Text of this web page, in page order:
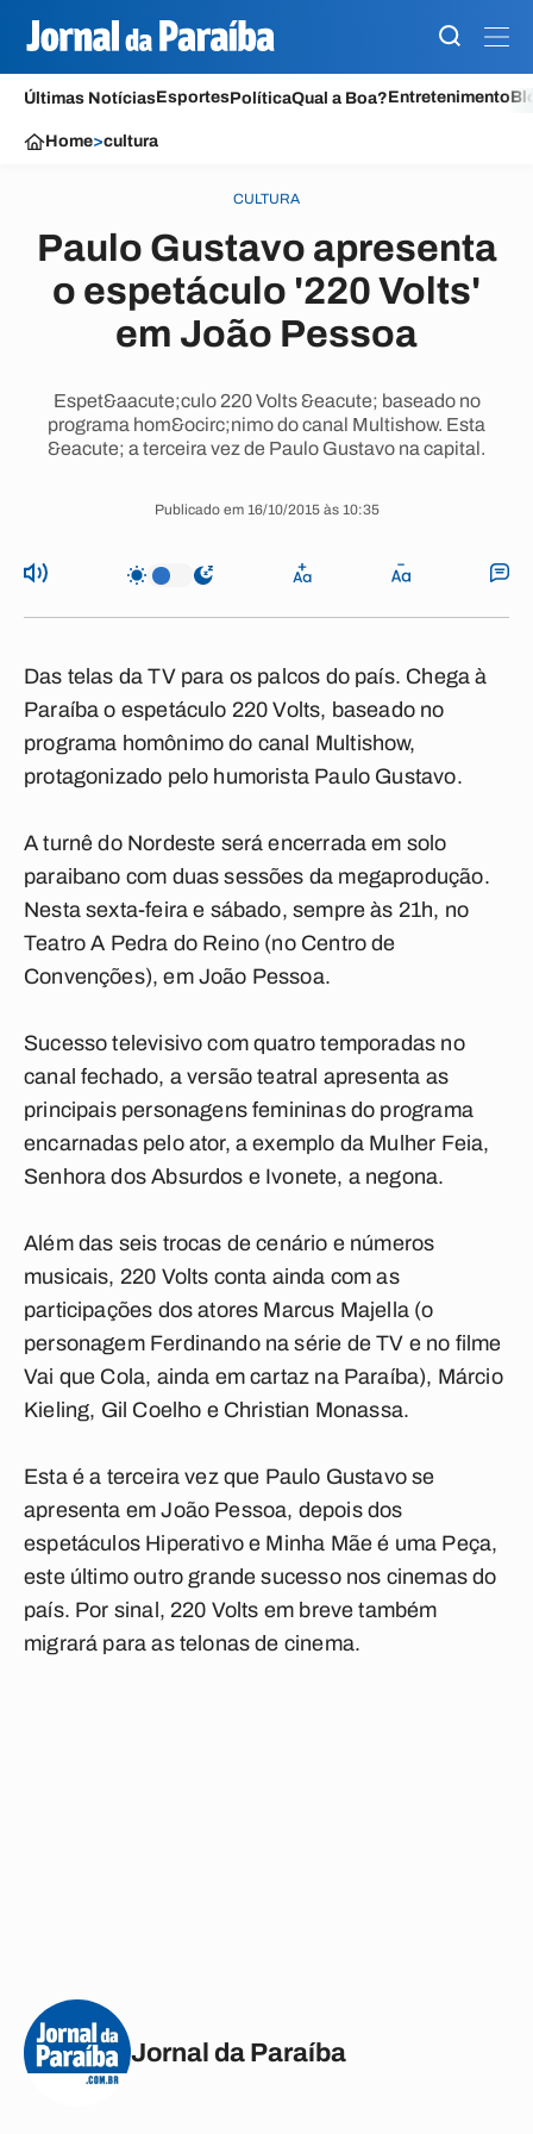
Últimas NotíciasEsportesPolíticaQual a Boa?Entretenimento
Home>cultura
CULTURA
Paulo Gustavo apresenta
o espetáculo '220 Volts'
em João Pessoa
Espet&aacute;culo 220 Volts &eacute; baseado no
programa hom&ocirc;nimo do canal Multishow. Esta
&eacute; a terceira vez de Paulo Gustavo na capital.
Publicado em 16/10/2015 às 10:35
Das telas da TV para os palcos do país. Chega à
Paraíba o espetáculo 220 Volts, baseado no
programa homônimo do canal Multishow,
protagonizado pelo humorista Paulo Gustavo.
A turnê do Nordeste será encerrada em solo
paraibano com duas sessões da megaprodução.
Nesta sexta-feira e sábado, sempre às 21h, no
Teatro A Pedra do Reino (no Centro de
Convenções), em João Pessoa.
Sucesso televisivo com quatro temporadas no
canal fechado, a versão teatral apresenta as
principais personagens femininas do programa
encarnadas pelo ator, a exemplo da Mulher Feia,
Senhora dos Absurdos e Ivonete, a negona.
Além das seis trocas de cenário e números
musicais, 220 Volts conta ainda com as
participações dos atores Marcus Majella (o
personagem Ferdinando na série de TV e no filme
Vai que Cola, ainda em cartaz na Paraíba), Márcio
Kieling, Gil Coelho e Christian Monassa.
Esta é a terceira vez que Paulo Gustavo se
apresenta em João Pessoa, depois dos
espetáculos Hiperativo e Minha Mãe é uma Peça,
este último outro grande sucesso nos cinemas do
país. Por sinal, 220 Volts em breve também
migrará para as telonas de cinema.
Jornal da Paraíba